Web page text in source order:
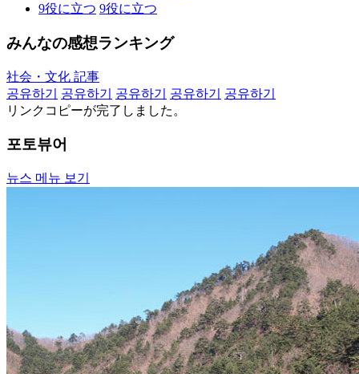
9役に立つ 9役に立つ
みんなの感想ランキング
社会・文化 記事
공유하기
공유하기 공유하기 공유하기
공유하기
リンクコピーが完了しました。
포토뷰어
뉴스 메뉴 보기